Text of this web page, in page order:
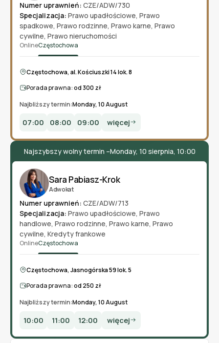
Numer uprawnień: CZE/ADW/730
Specjalizacja: Prawo upadłościowe, Prawo
spadkowe, Prawo rodzinne, Prawo karne, Prawo
cywilne, Prawo nieruchomości
OnlineCzęstochowa
Częstochowa, al. Kościuszki 14 lok. 8
Porada prawna:od 300 zł
Najbliższy termin:Monday, 10 August
07:00 08:00 09:00 więcej
Najszybszy wolny termin –Monday, 10 sierpnia, 10:00
Adwokat
Sara Pabiasz-Krok
Numer uprawnień: CZE/ADW/713
Specjalizacja: Prawo upadłościowe, Prawo
handlowe, Prawo rodzinne, Prawo karne, Prawo
cywilne, Kredyty frankowe
OnlineCzęstochowa
Częstochowa, Jasnogórska 59 lok. 5
Porada prawna:od 250 zł
Najbliższy termin:Monday, 10 August
10:00 11:00 12:00 więcej